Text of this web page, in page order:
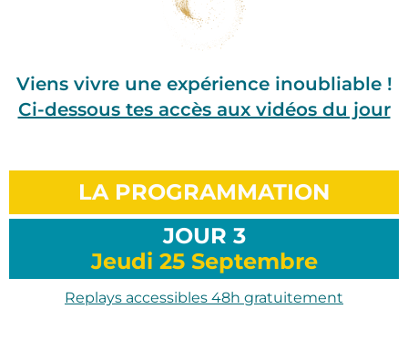
Viens vivre une expérience inoubliable !
Ci-dessous tes accès aux vidéos du jour
LA PROGRAMMATION
JOUR 3
Jeudi 25 Septembre
Replays accessibles 48h gratuitement